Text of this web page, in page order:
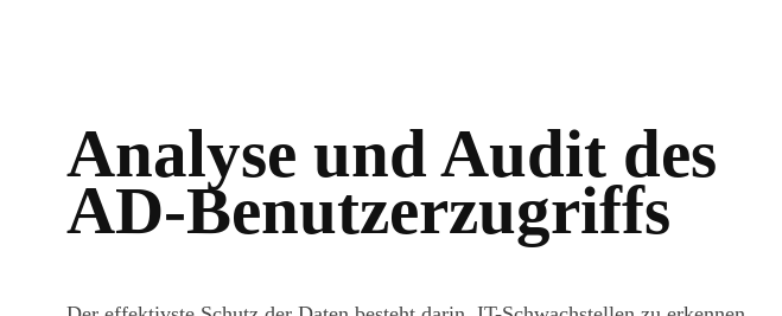
Analyse und Audit des
AD-Benutzerzugriffs